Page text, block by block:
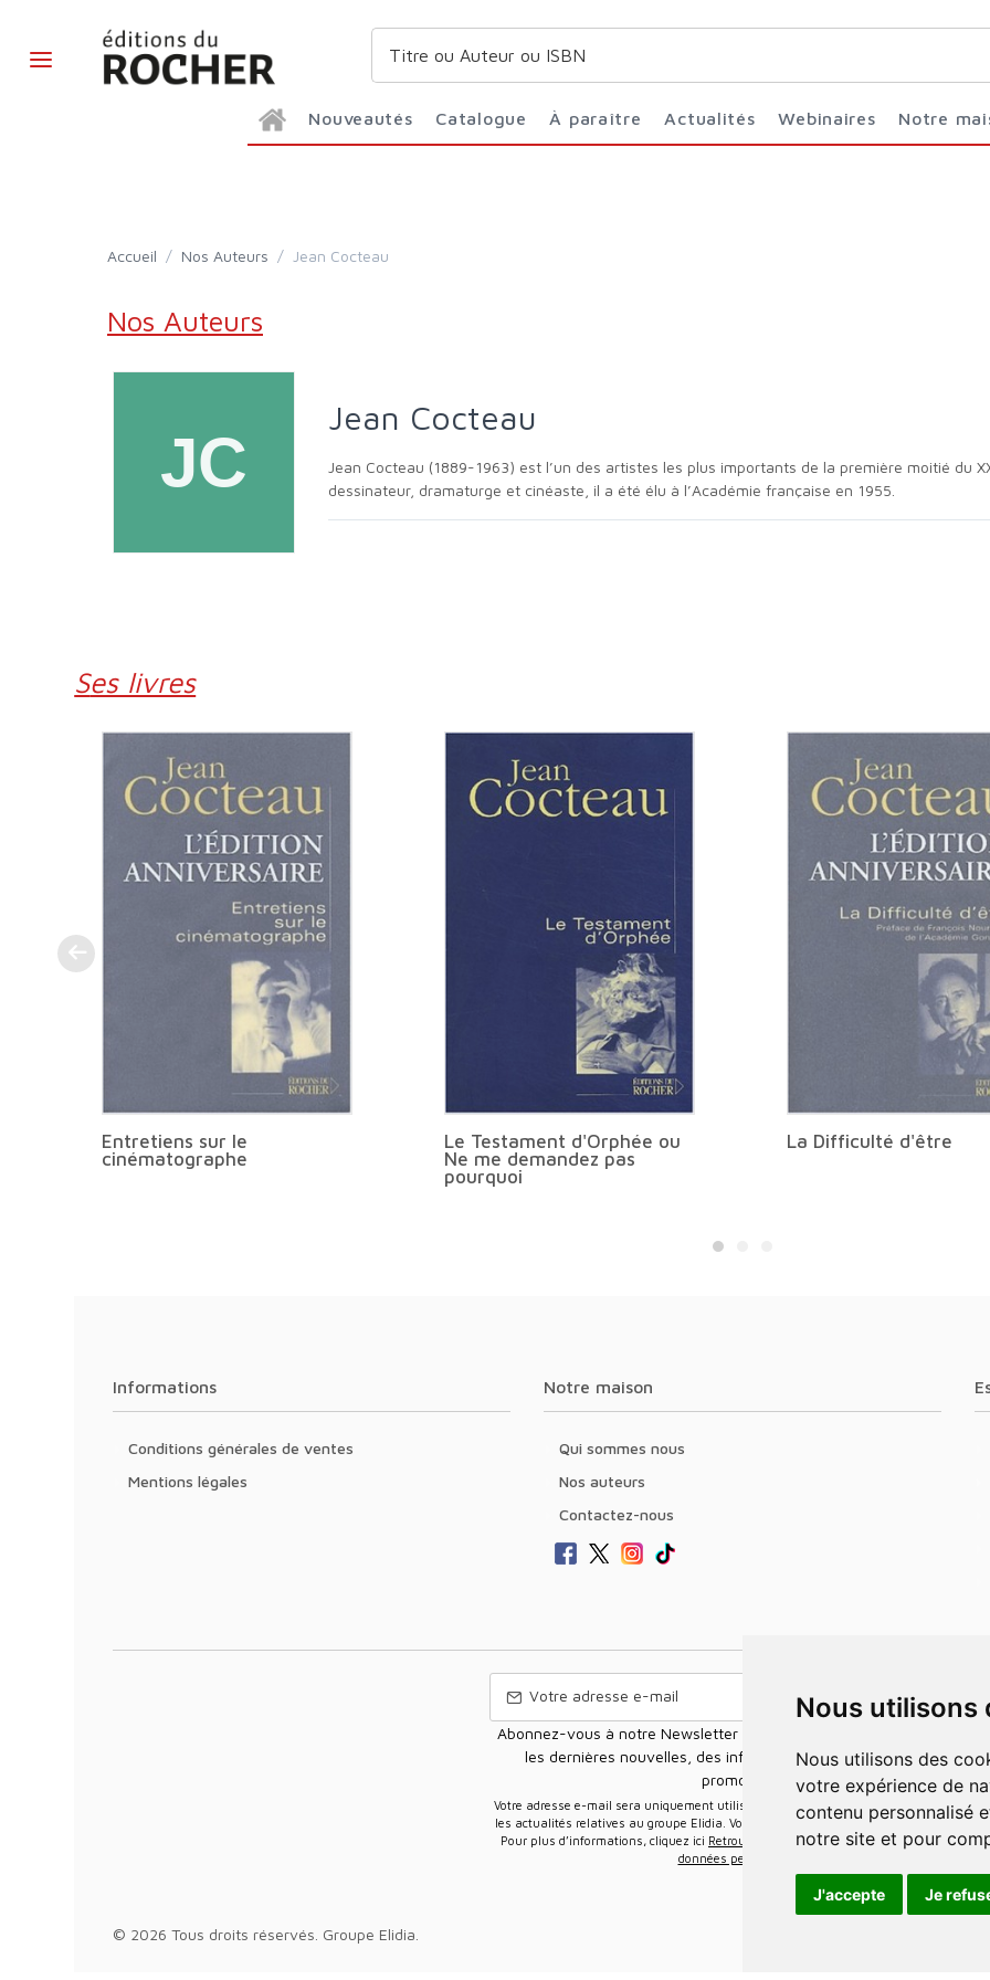
Nous
Nous utilisons des cookies et d'autres technologies de suivi pour améliorer
votre expérience de
contenu personnalisé
notre site et pour
J'accepte Je
Nouveautés Catalogue À paraître Actualités Webinaires Notre
Accueil / Nos Auteurs / Jean Cocteau
Nos Auteurs
Jean Cocteau
Jean Cocteau (1889-1963) est l’un des artistes les plus importants de la première moitié du XXe siècle. Poète avant tout, mais aussi peintre,
dessinateur, dramaturge et cinéaste, il a été élu à l’Académie française en 1955.
Ses livres
Entretiens sur le
cinématographe
Le Testament d'Orphée ou
Ne me demandez pas
pourquoi
La Difficulté d'être
Informations
Conditions générales de ventes
Mentions légales
Notre maison
Qui sommes nous
Nos auteurs
Contactez-nous
Abonnez-vous à notre Newsletter pour recevoir nos nouvelles offres,
les dernières nouvelles, des informations sur les ventes et les
promotions.
Votre adresse e-mail sera uniquement utilisée pour vous envoyer des informations sur
les actualités relatives au groupe Elidia. Vous pouvez vous désinscrire à tout moment.
Pour plus d’informations, cliquez ici Retrouvez ici notre politique de protection de vos
données personnelles
© 2026 Tous droits réservés. Groupe Elidia